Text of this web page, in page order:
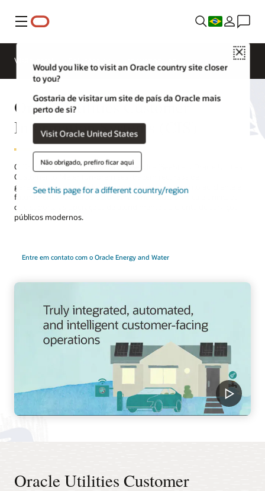
Menu
Close
Would you like to visit an Oracle country site closer
to you?
Gostaria de visitar um site de país da Oracle mais
perto de si?
Visit Oracle United States
Não obrigado, prefiro ficar aqui
See this page for a different country/region
Visão geral
Oracle Utilities Customer
Information Systems (CIS)
O Oracle Utilities Customer Cloud Service (SaaS) e o Oracle Utilities
Customer to Meter (on-premises) trazem recursos de
gerenciamento de dados de medidores, atendimento ao cliente e
faturamento líderes do setor para uma solução única e unificada
que suporta as operações de atendimento ao cliente de serviços
públicos modernos.
Entre em contato com o Oracle Energy and Water
Oracle Utilities Customer